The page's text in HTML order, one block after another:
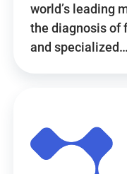
world’s leading
the diagnosis of
and specialized…